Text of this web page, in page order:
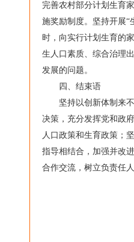
完善农村部分计划生育
施奖励制度。坚持开展“
时，向实行计划生育的
生人口素质、综合治理
发展的问题。
四、结束语
坚持以创新体制来不
决策，充分发挥党和政
人口政策和生育政策；
指导相结合，加强并改
合作交流，树立负责任